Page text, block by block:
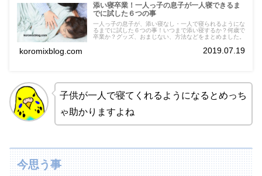
添い寝卒業！一人っ子の息子が一人寝できるま
でに試した６つの事
一人っ子の息子が、添い寝なし・一人で寝られるようにな
るまでに試した６つの事！いつまで添い寝するか？何歳で
卒業か？グッズ、おまじない、方法などをまとめました。
koromixblog.com 2019.07.19
子供が一人で寝てくれるようになるとめっち
ゃ助かりますよね
今思う事